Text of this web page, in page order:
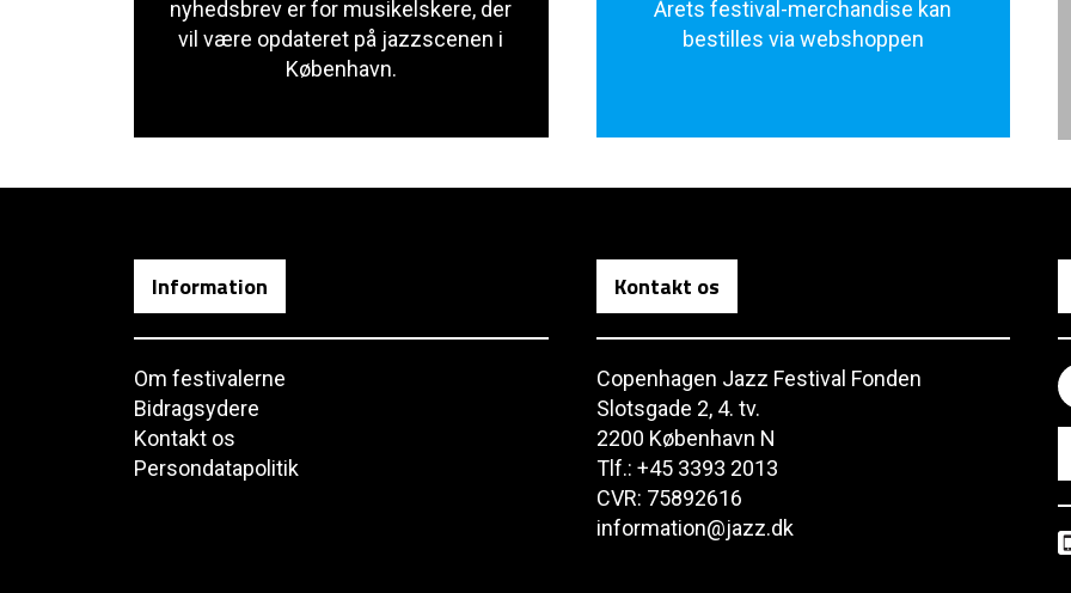
nyhedsbrev er for musikelskere, der
vil være opdateret på jazzscenen i
København.
Årets festival-merchandise kan
bestilles via webshoppen
Information
Om festivalerne
Bidragsydere
Kontakt os
Persondatapolitik
Kontakt os
Copenhagen Jazz Festival Fonden
Slotsgade 2, 4. tv.
2200 København N
Tlf.: +45 3393 2013
CVR: 75892616
information@jazz.dk